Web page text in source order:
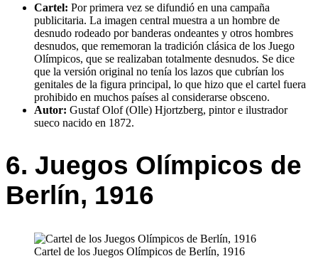
Cartel: Por primera vez se difundió en una campaña
publicitaria. La imagen central muestra a un hombre de
desnudo rodeado por banderas ondeantes y otros hombres
desnudos, que rememoran la tradición clásica de los Juego
Olímpicos, que se realizaban totalmente desnudos. Se dice
que la versión original no tenía los lazos que cubrían los
genitales de la figura principal, lo que hizo que el cartel fuera
prohibido en muchos países al considerarse obsceno.
Autor: Gustaf Olof (Olle) Hjortzberg, pintor e ilustrador
sueco nacido en 1872.
6. Juegos Olímpicos de
Berlín, 1916
Cartel de los Juegos Olímpicos de Berlín, 1916